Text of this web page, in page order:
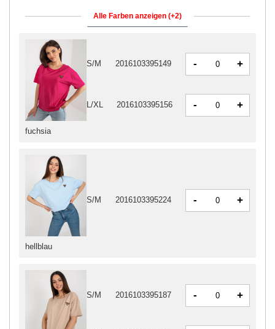
Alle Farben anzeigen (+2)
hellblau
S/M 2016103395224 - +
S/M 2016103395187 - +
fuchsia
S/M 2016103395149 - +
L/XL 2016103395156 - +